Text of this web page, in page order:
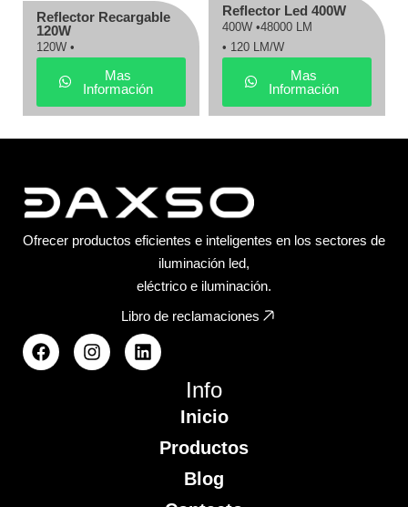
Reflector Recargable
120W
120W •
Mas
Información
Reflector Led 400W
400W •48000 LM
• 120 LM/W
Mas
Información
Ofrecer productos eficientes e inteligentes en los sectores de
iluminación led,
eléctrico e iluminación.
Libro de reclamaciones
Info
Inicio
Productos
Blog